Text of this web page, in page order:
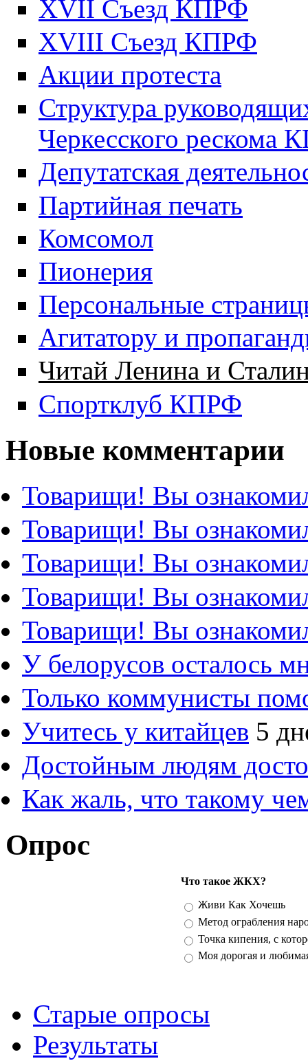
XVII Cъезд КПРФ
XVIII Cъезд КПРФ
Акции протеста
Структура
Черкесского рескома
Депутатская
Партийная печать
Комсомол
Пионерия
Персональные
Агитатору и
Читай Ленина и
Спортклуб КПРФ
Новые комментарии
Товарищи! Вы
Товарищи! Вы
Товарищи! Вы
Товарищи! Вы
Товарищи! Вы
У белорусов осталось
Только коммунисты
Учитесь у китайцев 5
Достойным людям
Как жаль, что такому
Опрос
Что такое ЖКХ?
Варианты
Живи Как Хочешь
Метод ограбления
Точка кипения, с
Моя дорогая и
Старые опросы
Результаты